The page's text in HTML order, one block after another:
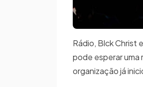
Rádio, Blck Christ
pode esperar uma
organização já